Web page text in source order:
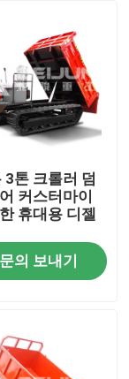
3톤 크롤러 덤
커스터마이
휴대용 디젤
문의 보내기